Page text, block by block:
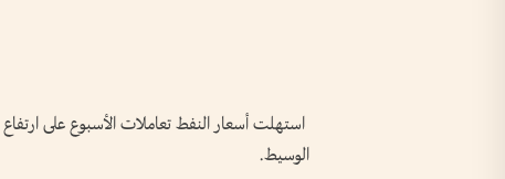
استهلت أسعار النفط تعاملات الأسبوع على
الوسيط.